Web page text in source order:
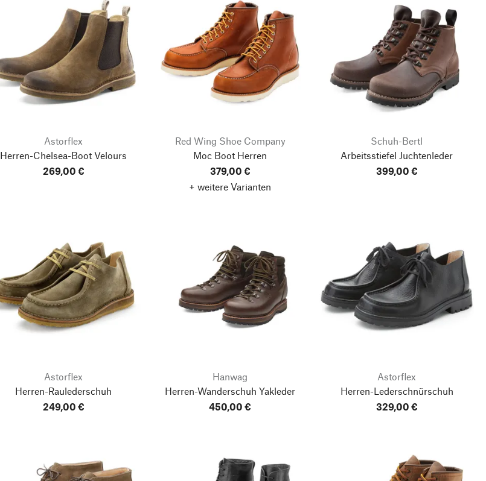
Astorflex
Herren-Chelsea-Boot Velours
269,00 €
Red Wing Shoe Company
Moc Boot Herren
379,00 €
+ weitere Varianten
Schuh-Bertl
Arbeitsstiefel Juchtenleder
399,00 €
Astorflex
Herren-Raulederschuh
249,00 €
Hanwag
Herren-Wanderschuh Yakleder
450,00 €
Astorflex
Herren-Lederschnürschuh
329,00 €